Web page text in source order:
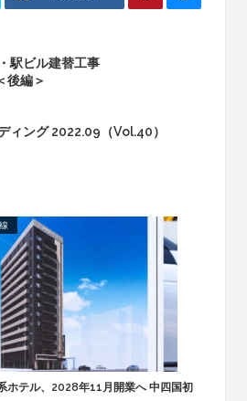
駅ビル建替工事
後編＞
ィング 2022.09（Vol.40）
ホテル、2028年11月開業へ 中四国初